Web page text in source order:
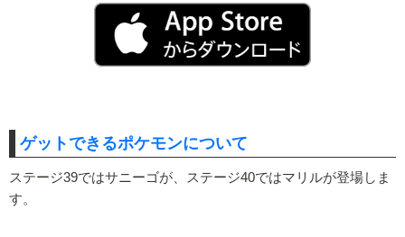
ゲットできるポケモンについて
ステージ39ではサニーゴが、ステージ40ではマリルが登場しま
す。